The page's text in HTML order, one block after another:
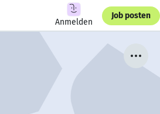
Anmelden
Job posten